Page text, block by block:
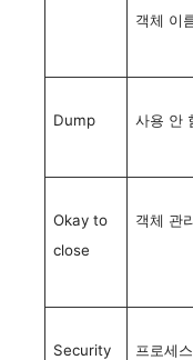
객체 이
Dump 사용 안
Okay to
close
객체 관
Security
프로세